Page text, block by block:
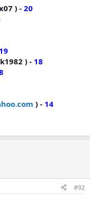
) - 20
19
) - 18
) - 14
#92